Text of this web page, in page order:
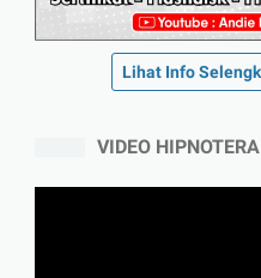
Lihat Info
VIDEO